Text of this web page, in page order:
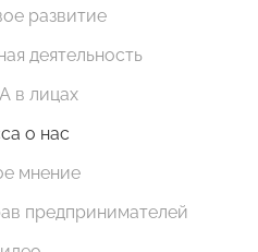
развитие
деятельность
в лицах
о нас
мнение
предпринимателей